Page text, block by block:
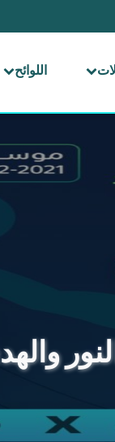
اللوائح